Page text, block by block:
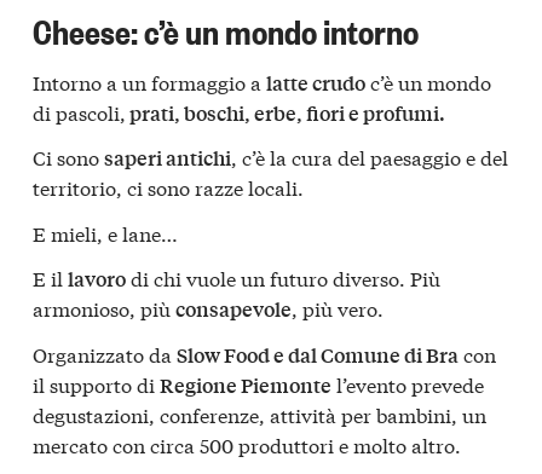
Cheese: c’è un mondo intorno
Intorno a un formaggio a latte crudoc’è un mondo
di pascoli,prati, boschi, erbe, fiori e profumi.
Ci sonosaperi antichi, c’è la cura del paesaggio e del
territorio, ci sono razze locali.
E mieli, e lane…
E il lavorodi chi vuole un futuro diverso. Più
armonioso, più consapevole, più vero.
Organizzato da Slow Food e dal Comune di Bracon
il supporto di Regione Piemonte l’evento prevede
degustazioni, conferenze, attività per bambini, un
mercato con circa 500 produttori e molto altro.